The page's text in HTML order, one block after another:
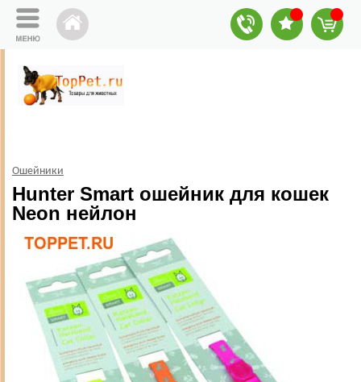
Ошейники
Hunter Smart ошейник для кошек
Neon нейлон